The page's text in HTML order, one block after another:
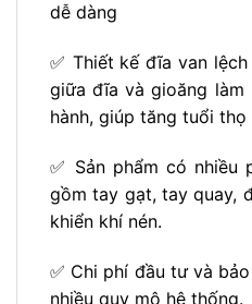
dễ dàng
✅ Thiết kế đĩa van
giữa đĩa và gioăng làm
hành, giúp tăng tuổi
✅ Sản phẩm có nhiều
gồm tay gạt, tay quay,
khiển khí nén.
✅ Chi phí đầu tư và
nhiều quy mô hệ thống.